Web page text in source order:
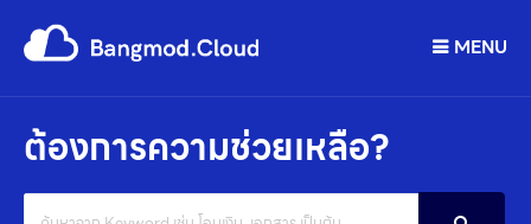
MENU
ต้องการความช่วยเหลือ?